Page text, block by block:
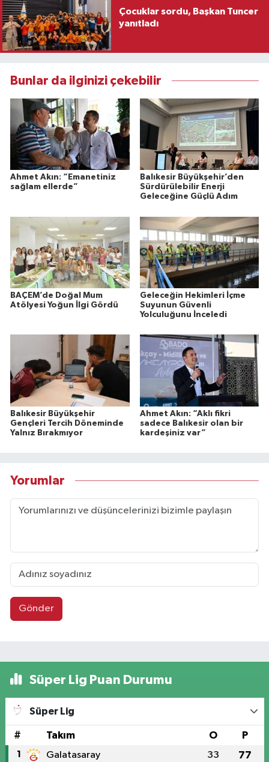
Çocuklar sordu, Başkan Tuncer
yanıtladı
Bunlar da ilginizi çekebilir
Ahmet Akın: “Emanetiniz
sağlam ellerde”
Balıkesir Büyükşehir’den
Sürdürülebilir Enerji
Geleceğine Güçlü Adım
BAÇEM’de Doğal Mum
Atölyesi Yoğun İlgi Gördü
Geleceğin Hekimleri İçme
Suyunun Güvenli
Yolculuğunu İnceledi
Balıkesir Büyükşehir
Gençleri Tercih Döneminde
Yalnız Bırakmıyor
Ahmet Akın: “Aklı fikri
sadece Balıkesir olan bir
kardeşiniz var”
Yorumlar
Gönder
Süper Lig Puan Durumu
Süper Lig
# Takım O P
1 Galatasaray 33 77